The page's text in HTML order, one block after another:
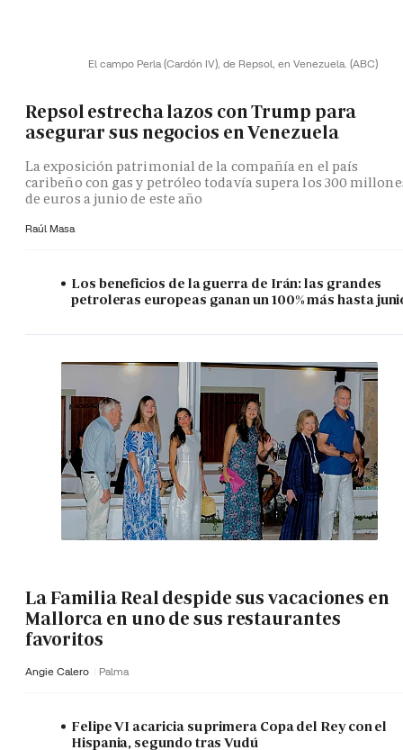
El campo Perla (Cardón IV), de Repsol, en Venezuela. (ABC)
Repsol estrecha lazos con Trump para
asegurar sus negocios en Venezuela
La exposición patrimonial de la compañía en el país
caribeño con gas y petróleo todavía supera los 300
de euros a junio de este año
Raúl Masa
Los beneficios de la guerra de Irán: las grandes
petroleras europeas ganan un 100% más hasta
La Familia Real despide sus vacaciones en
Mallorca en uno de sus restaurantes
favoritos
Angie Calero Palma
Felipe VI acaricia su primera Copa del Rey con el
Hispania, segundo tras Vudú